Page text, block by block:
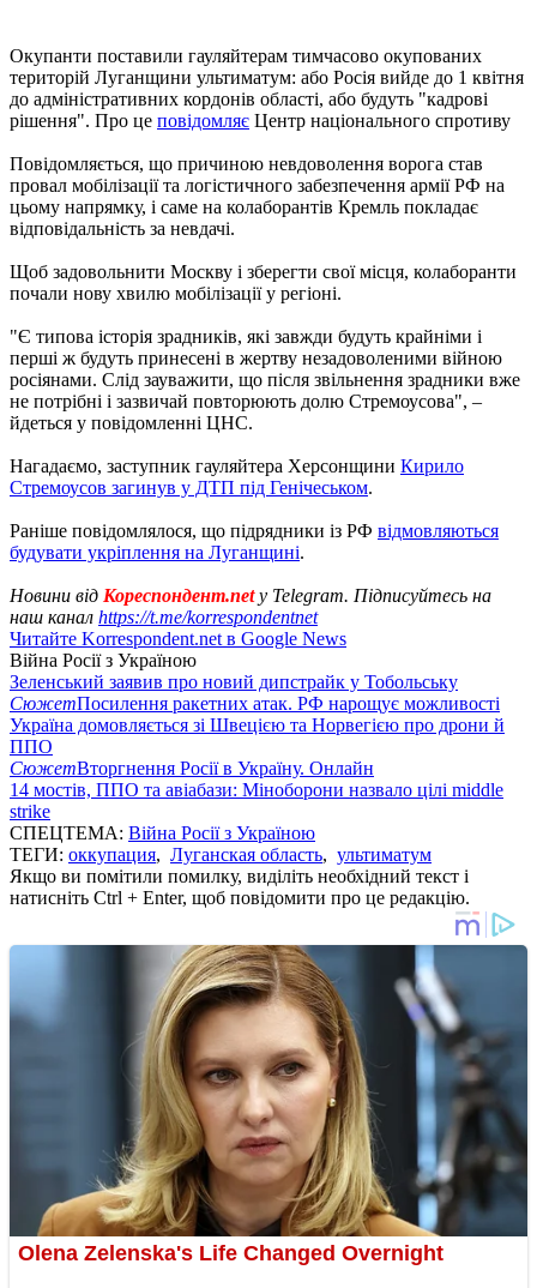
Окупанти поставили гауляйтерам тимчасово окупованих
територій Луганщини ультиматум: або Росія вийде до 1 квітня
до адміністративних кордонів області, або будуть "кадрові
рішення". Про це повідомляє Центр національного спротиву
Повідомляється, що причиною невдоволення ворога став
провал мобілізації та логістичного забезпечення армії РФ на
цьому напрямку, і саме на колаборантів Кремль покладає
відповідальність за невдачі.
Щоб задовольнити Москву і зберегти свої місця, колаборанти
почали нову хвилю мобілізації у регіоні.
"Є типова історія зрадників, які завжди будуть крайніми і
перші ж будуть принесені в жертву незадоволеними війною
росіянами. Слід зауважити, що після звільнення зрадники вже
не потрібні і зазвичай повторюють долю Стремоусова", –
йдеться у повідомленні ЦНС.
Нагадаємо, заступник гауляйтера Херсонщини Кирило
Стремоусов загинув у ДТП під Генічеськом.
Раніше повідомлялося, що підрядники із РФ відмовляються
будувати укріплення на Луганщині.
Новини від Кореспондент.netу Telegram. Підписуйтесь на
наш канал https://t.me/korrespondentnet
Читайте Korrespondent.net в Google News
Війна Росії з Україною
Зеленський заявив про новий дипстрайк у Тобольську
СюжетПосилення ракетних атак. РФ нарощує можливості
Україна домовляється зі Швецією та Норвегією про дрони й
ППО
СюжетВторгнення Росії в Україну. Онлайн
14 мостів, ППО та авіабази: Міноборони назвало цілі middle
strike
СПЕЦТЕМА: Війна Росії з Україною
ТЕГИ: оккупация, Луганская область, ультиматум
Якщо ви помітили помилку, виділіть необхідний текст і
натисніть Ctrl + Enter, щоб повідомити про це редакцію.